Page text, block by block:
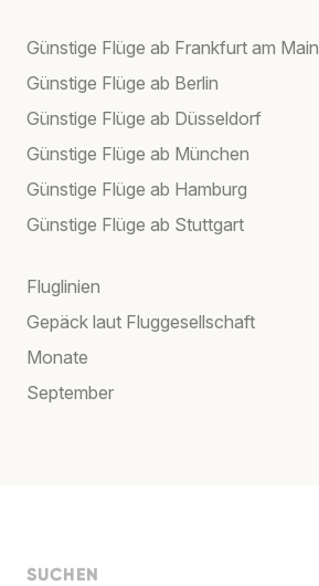
Günstige Flüge ab Frankfurt am Main
Günstige Flüge ab Berlin
Günstige Flüge ab Düsseldorf
Günstige Flüge ab München
Günstige Flüge ab Hamburg
Günstige Flüge ab Stuttgart
Fluglinien
Gepäck laut Fluggesellschaft
Monate
September
SUCHEN